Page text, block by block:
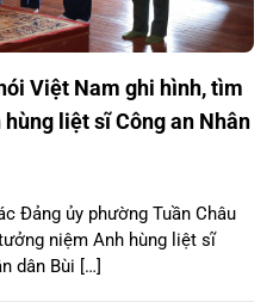
Việt Nam ghi hình, tìm
liệt sĩ Công an Nhân
Đảng ủy phường Tuần Châu
niệm Anh hùng liệt sĩ
dân Bùi […]